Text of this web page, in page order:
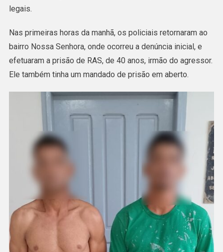
legais.
Nas primeiras horas da manhã, os policiais retornaram ao
bairro Nossa Senhora, onde ocorreu a denúncia inicial, e
efetuaram a prisão de RAS, de 40 anos, irmão do agressor.
Ele também tinha um mandado de prisão em aberto.